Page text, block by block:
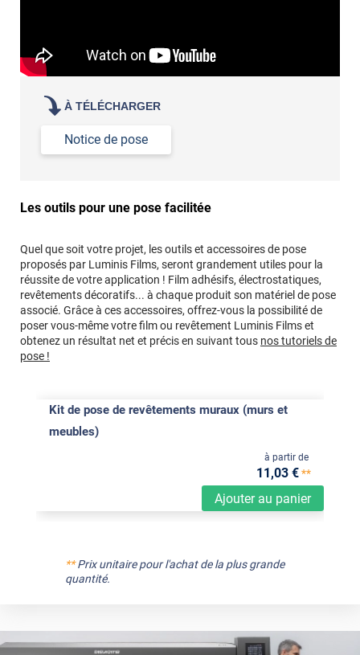
À TÉLÉCHARGER
Notice de pose
Les outils pour une pose facilitée
Quel que soit votre projet, les outils et accessoires de pose
proposés par Luminis Films, seront grandement utiles pour la
réussite de votre application ! Film adhésifs, électrostatiques,
revêtements décoratifs... à chaque produit son matériel de pose
associé. Grâce à ces accessoires, offrez-vous la possibilité de
poser vous-même votre film ou revêtement Luminis Films et
obtenez un résultat net et précis en suivant tous nos tutoriels de
pose !
Kit de pose de revêtements muraux (murs et
meubles)
Ajouter au panier
à partir de
11,03 €**
**Prix unitaire pour l'achat de la plus grande
quantité.